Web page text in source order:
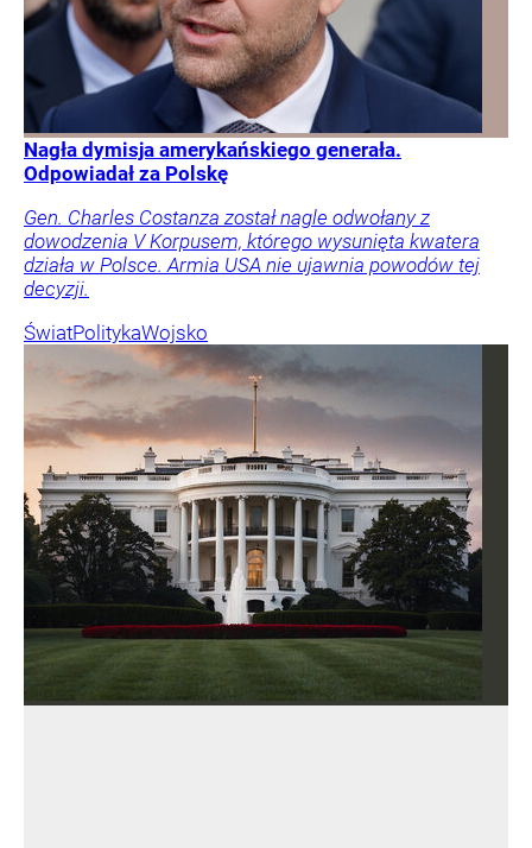
Nagła dymisja amerykańskiego generała.
Odpowiadał za Polskę
Gen. Charles Costanza został nagle odwołany z
dowodzenia V Korpusem, którego wysunięta kwatera
działa w Polsce. Armia USA nie ujawnia powodów tej
decyzji.
ŚwiatPolitykaWojsko